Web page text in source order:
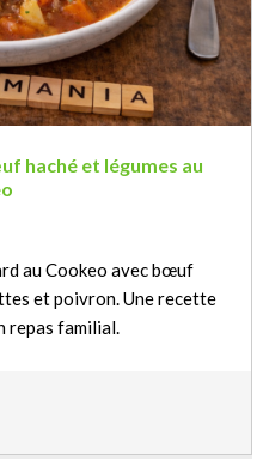
haché et légumes au
au Cookeo avec bœuf
et poivron. Une recette
repas familial.